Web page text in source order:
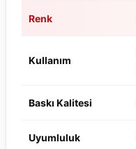
Renk
Kullanım
Baskı Kalitesi
Uyumluluk